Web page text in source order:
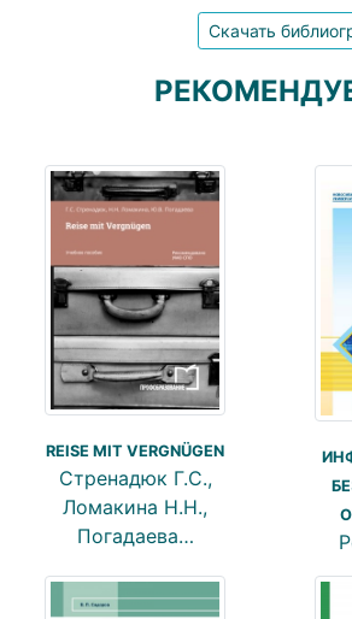
Скачать
REISE MIT VERGNÜGEN
Стренадюк Г.С.,
Ломакина Н.Н.,
Погадаева…